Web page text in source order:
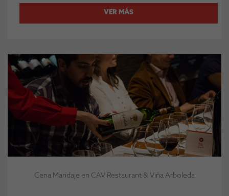
VER MÁS
Cena Maridaje en CAV Restaurant & Viña Arboleda